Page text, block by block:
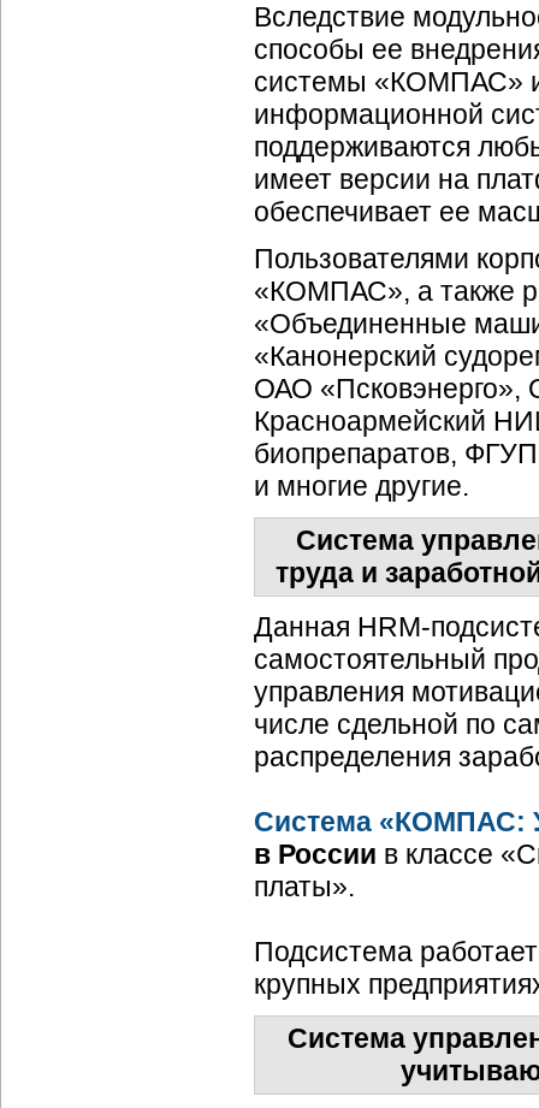
Вследствие
способы ее
системы «КОМПАС»
информационной
поддерживаются
имеет версии на
обеспечивает ее
Пользователями
«КОМПАС», а также
«Объединенные
«Канонерский
ОАО «Псковэнерго»,
Красноармейский
биопрепаратов,
и многие другие.
Система
труда и
Данная HRM-
самостоятельный
управления
числе сдельной по
распределения
Система «КОМПАС:
в России в классе
платы».
Подсистема
крупных
Система